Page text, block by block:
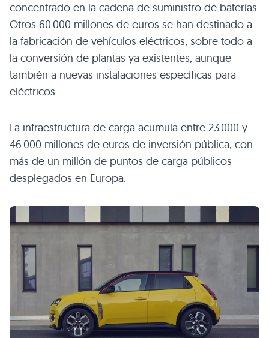
concentrado en la cadena de suministro de baterías.
Otros 60.000 millones de euros se han destinado a
la fabricación de vehículos eléctricos, sobre todo a
la conversión de plantas ya existentes, aunque
también a nuevas instalaciones específicas para
eléctricos.
La infraestructura de carga acumula entre 23.000 y
46.000 millones de euros de inversión pública, con
más de un millón de puntos de carga públicos
desplegados en Europa.